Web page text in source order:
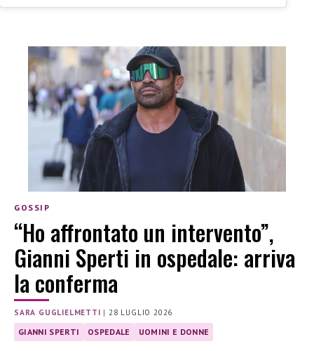
GOSSIP
“Ho affrontato un intervento”,
Gianni Sperti in ospedale: arriva
la conferma
SARA GUGLIELMETTI |28 LUGLIO 2026
GIANNI SPERTI OSPEDALE UOMINI E DONNE